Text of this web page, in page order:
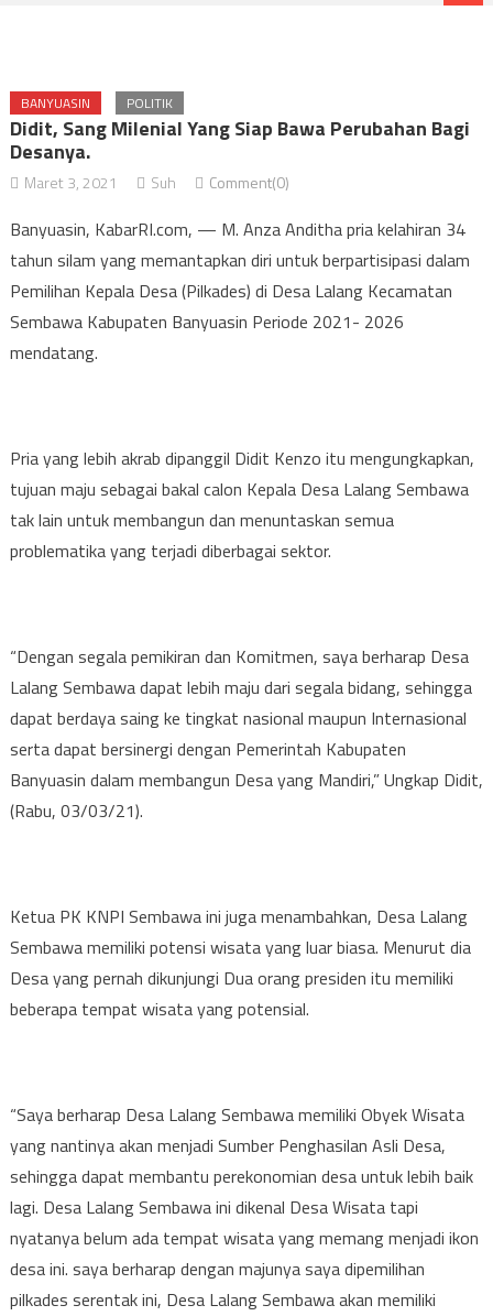
BANYUASIN POLITIK
Didit, Sang Milenial Yang Siap Bawa Perubahan Bagi
Desanya.
Maret 3, 2021 Suh Comment(0)
Banyuasin, KabarRI.com, — M. Anza Anditha pria kelahiran 34
tahun silam yang memantapkan diri untuk berpartisipasi dalam
Pemilihan Kepala Desa (Pilkades) di Desa Lalang Kecamatan
Sembawa Kabupaten Banyuasin Periode 2021- 2026
mendatang.
Pria yang lebih akrab dipanggil Didit Kenzo itu mengungkapkan,
tujuan maju sebagai bakal calon Kepala Desa Lalang Sembawa
tak lain untuk membangun dan menuntaskan semua
problematika yang terjadi diberbagai sektor.
“Dengan segala pemikiran dan Komitmen, saya berharap Desa
Lalang Sembawa dapat lebih maju dari segala bidang, sehingga
dapat berdaya saing ke tingkat nasional maupun Internasional
serta dapat bersinergi dengan Pemerintah Kabupaten
Banyuasin dalam membangun Desa yang Mandiri,” Ungkap Didit,
(Rabu, 03/03/21).
Ketua PK KNPI Sembawa ini juga menambahkan, Desa Lalang
Sembawa memiliki potensi wisata yang luar biasa. Menurut dia
Desa yang pernah dikunjungi Dua orang presiden itu memiliki
beberapa tempat wisata yang potensial.
“Saya berharap Desa Lalang Sembawa memiliki Obyek Wisata
yang nantinya akan menjadi Sumber Penghasilan Asli Desa,
sehingga dapat membantu perekonomian desa untuk lebih baik
lagi. Desa Lalang Sembawa ini dikenal Desa Wisata tapi
nyatanya belum ada tempat wisata yang memang menjadi ikon
desa ini. saya berharap dengan majunya saya dipemilihan
pilkades serentak ini, Desa Lalang Sembawa akan memiliki